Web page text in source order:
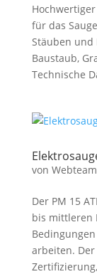
für das
Stäuben und
Baustaub,
Technische
von Webteam
Der PM 15
bis mittleren
arbeiten. Der